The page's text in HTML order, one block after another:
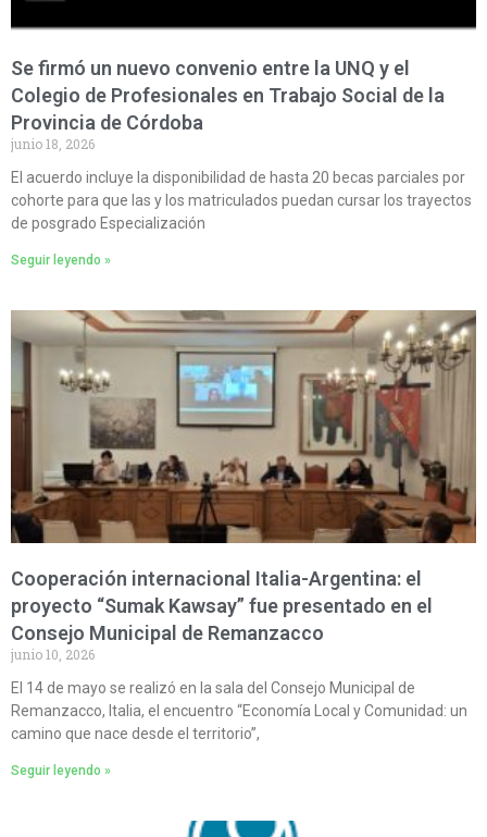
Se firmó un nuevo convenio entre la UNQ y el
Colegio de Profesionales en Trabajo Social de la
Provincia de Córdoba
junio 18, 2026
El acuerdo incluye la disponibilidad de hasta 20 becas parciales por
cohorte para que las y los matriculados puedan cursar los trayectos
de posgrado Especialización
Seguir leyendo »
Cooperación internacional Italia-Argentina: el
proyecto “Sumak Kawsay” fue presentado en el
Consejo Municipal de Remanzacco
junio 10, 2026
El 14 de mayo se realizó en la sala del Consejo Municipal de
Remanzacco, Italia, el encuentro “Economía Local y Comunidad: un
camino que nace desde el territorio”,
Seguir leyendo »